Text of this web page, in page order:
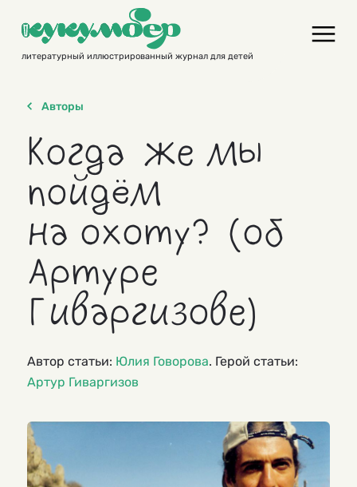
contentлитературный иллюстрированный журнал для детей
Авторы
Когда же мы
пойдём
на охоту? (об
Артуре
Гиваргизове)
Автор статьи: Юлия Говорова. Герой статьи:
Артур Гиваргизов